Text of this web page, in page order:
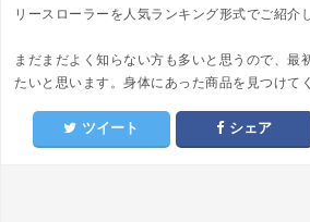
リースローラーを人気ランキング形式でご紹介
まだまだよく知らない方も多いと思うので、最
たいと思います。身体にあった商品を見つけて
ツイート シェア